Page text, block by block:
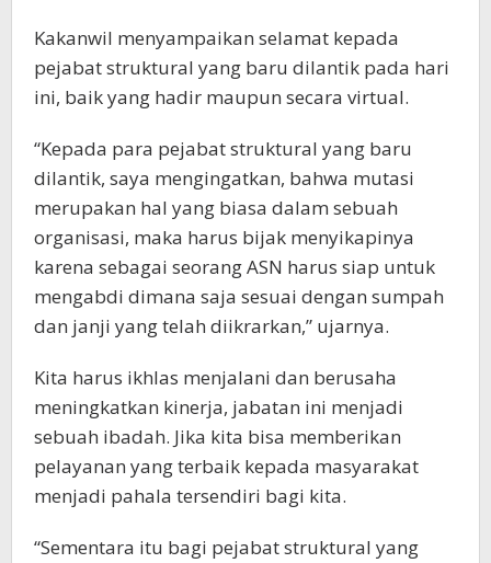
Kakanwil menyampaikan selamat kepada
pejabat struktural yang baru dilantik pada hari
ini, baik yang hadir maupun secara virtual.
“Kepada para pejabat struktural yang baru
dilantik, saya mengingatkan, bahwa mutasi
merupakan hal yang biasa dalam sebuah
organisasi, maka harus bijak menyikapinya
karena sebagai seorang ASN harus siap untuk
mengabdi dimana saja sesuai dengan sumpah
dan janji yang telah diikrarkan,” ujarnya.
Kita harus ikhlas menjalani dan berusaha
meningkatkan kinerja, jabatan ini menjadi
sebuah ibadah. Jika kita bisa memberikan
pelayanan yang terbaik kepada masyarakat
menjadi pahala tersendiri bagi kita.
“Sementara itu bagi pejabat struktural yang